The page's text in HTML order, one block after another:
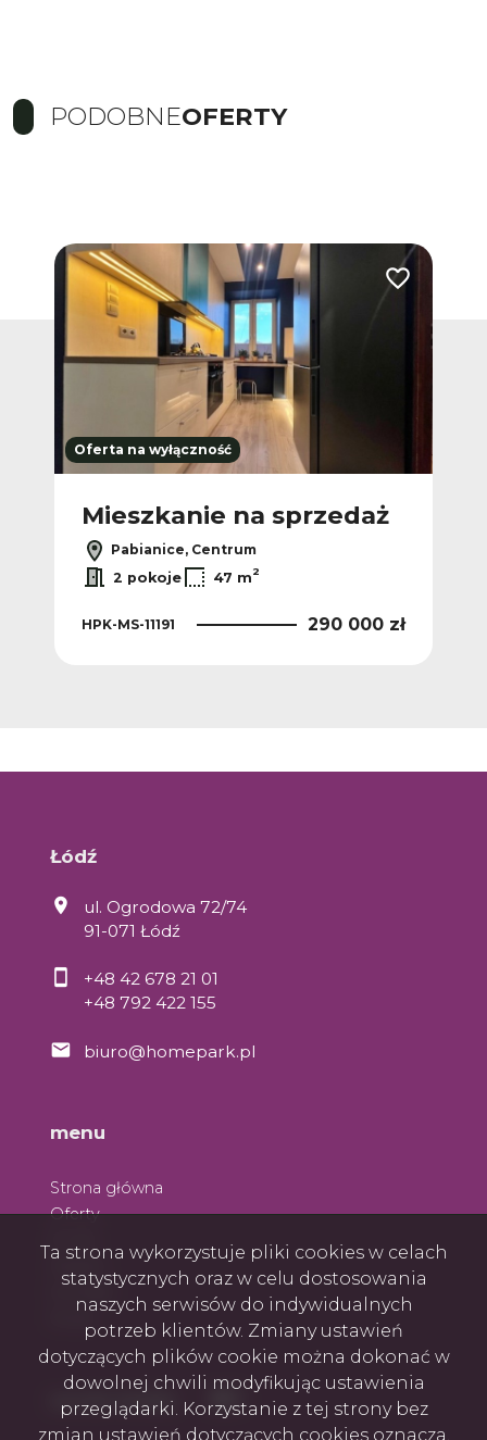
PODOBNEOFERTY
Oferta na wyłączność
Dodaj do
Mieszkanie na sprzedaż
Pabianice, Centrum
2 pokoje
47 m2
HPK-MS-11191 290 000 zł
Łódź
ul. Ogrodowa 72/74
91-071 Łódź
+48 42 678 21 01
+48 792 422 155
biuro@homepark.pl
menu
Strona główna
Oferty
Kontakt
social media Facebook
Facebook
Ta strona wykorzystuje pliki cookies w celach
statystycznych oraz w celu dostosowania
naszych serwisów do indywidualnych
potrzeb klientów. Zmiany ustawień
dotyczących plików cookie można dokonać w
dowolnej chwili modyfikując ustawienia
przeglądarki. Korzystanie z tej strony bez
zmian ustawień dotyczących cookies oznacza,